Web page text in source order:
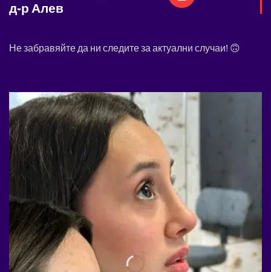
д-р Алев
Не забравяйте да ни следите за актуални случаи! 🙃